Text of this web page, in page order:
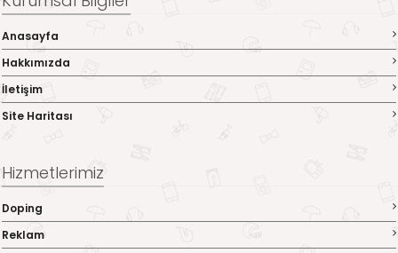
Anasayfa
Hakkımızda
İletişim
Site Haritası
Hizmetlerimiz
Doping
Reklam